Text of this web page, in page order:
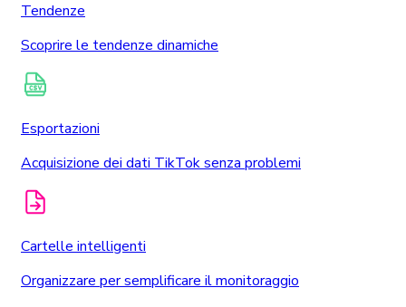
Tendenze
Scoprire le tendenze dinamiche
Esportazioni
Acquisizione dei dati TikTok senza problemi
Cartelle intelligenti
Organizzare per semplificare il monitoraggio